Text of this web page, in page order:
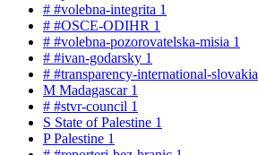
# #volebna-integrita 1
# #OSCE-ODIHR 1
# #volebna-pozorovatelska-misia 1
# #ivan-godarsky 1
# #transparency-international-slovakia
M Madagascar 1
# #stvr-council 1
S State of Palestine 1
PPalestine 1